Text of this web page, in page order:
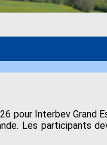
pour Interbev
Les participants